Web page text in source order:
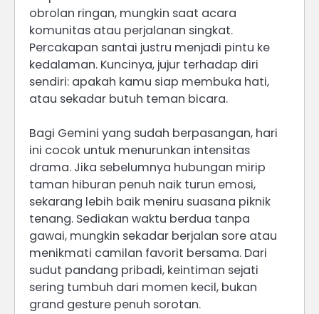
obrolan ringan, mungkin saat acara
komunitas atau perjalanan singkat.
Percakapan santai justru menjadi pintu ke
kedalaman. Kuncinya, jujur terhadap diri
sendiri: apakah kamu siap membuka hati,
atau sekadar butuh teman bicara.
Bagi Gemini yang sudah berpasangan, hari
ini cocok untuk menurunkan intensitas
drama. Jika sebelumnya hubungan mirip
taman hiburan penuh naik turun emosi,
sekarang lebih baik meniru suasana piknik
tenang. Sediakan waktu berdua tanpa
gawai, mungkin sekadar berjalan sore atau
menikmati camilan favorit bersama. Dari
sudut pandang pribadi, keintiman sejati
sering tumbuh dari momen kecil, bukan
grand gesture penuh sorotan.